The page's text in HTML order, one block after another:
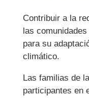
Contribuir a la
las
para su
climático.
Las familias de
participantes en